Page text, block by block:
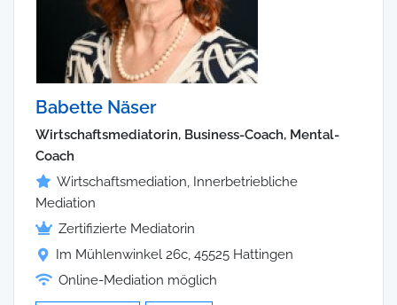
Babette Näser
Wirtschaftsmediatorin, Business-Coach, Mental-
Coach
Wirtschaftsmediation, Innerbetriebliche
Mediation
Zertifizierte Mediatorin
Im Mühlenwinkel 26c, 45525 Hattingen
Online-Mediation möglich